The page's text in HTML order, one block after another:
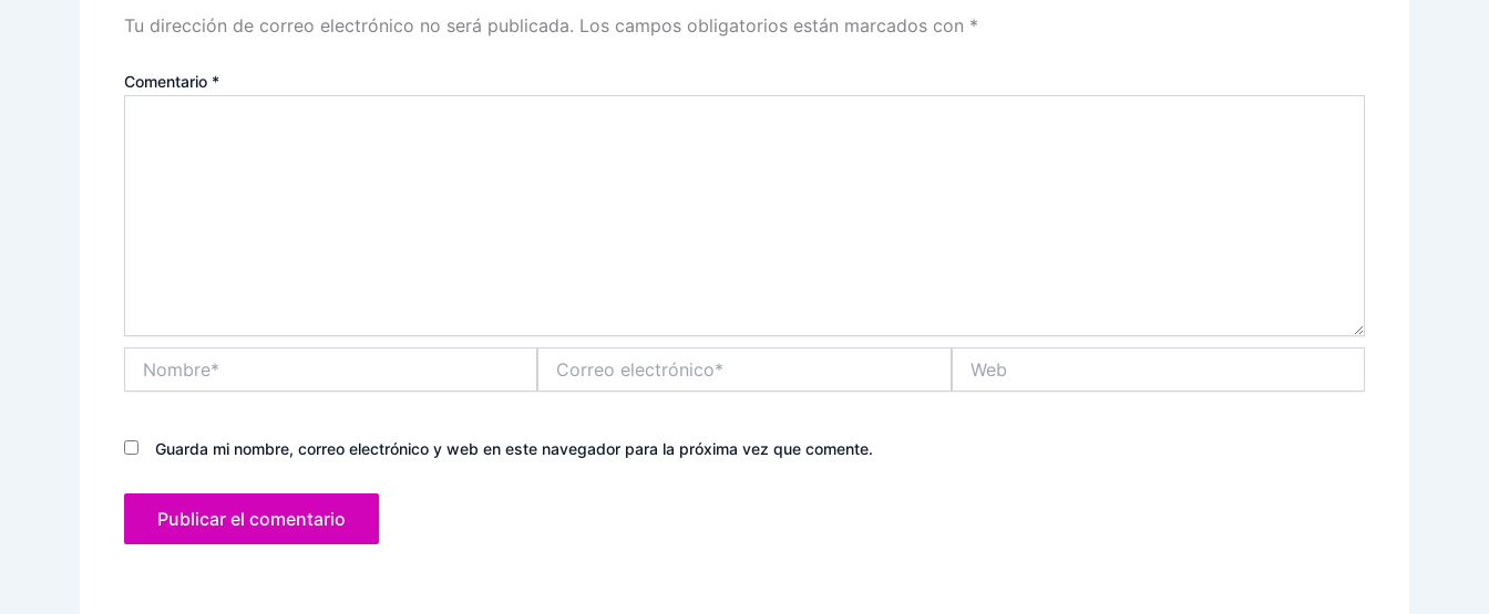
Tu dirección de correo electrónico no será publicada. Los campos obligatorios están marcados con *
Comentario *
electrónico*
Guarda mi nombre, correo electrónico y web en este navegador para la próxima vez que comente.